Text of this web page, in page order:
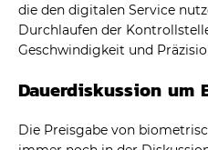
die den digitalen Service
Durchlaufen der
Geschwindigkeit und
Dauerdiskussion um
Die Preisgabe von